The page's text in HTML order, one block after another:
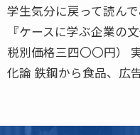
学生気分に戻って読ん
『ケースに学ぶ企業の
税別価格三四〇〇円）
化論 鉄鋼から食品、広